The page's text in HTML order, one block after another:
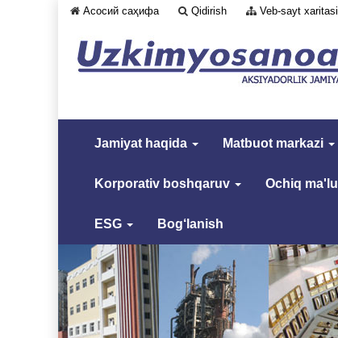
Асосий саҳифа Qidirish Veb-sayt xaritasi
Jamiyat haqida Matbuot markazi
Korporativ boshqaruv Ochiq
ESG Bog‘lanish